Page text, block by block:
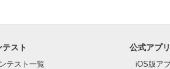
テスト
テスト一覧
公式アプリ
iOS版ア